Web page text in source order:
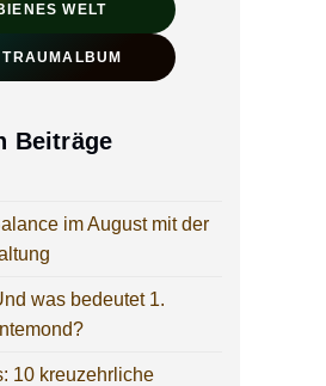
WELT
TRAUMALBUM
Beiträge
im August mit der
was bedeutet 1.
10 kreuzehrliche